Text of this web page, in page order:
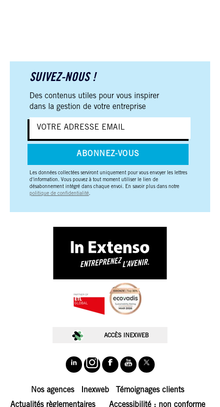
SUIVEZ-NOUS !
Des contenus utiles pour vous inspirer
dans la gestion de votre entreprise
ABONNEZ-VOUS
Les données collectées serviront uniquement pour vous envoyer les lettres
d'information. Vous pouvez à tout moment utiliser le lien de
désabonnement intégré dans chaque envoi. En savoir plus dans notre
politique de confidentialité.
ACCÈS INEXWEB
Nos agences Inexweb
Témoignages clients
Actualités règlementaires
Accessibilité : non conforme